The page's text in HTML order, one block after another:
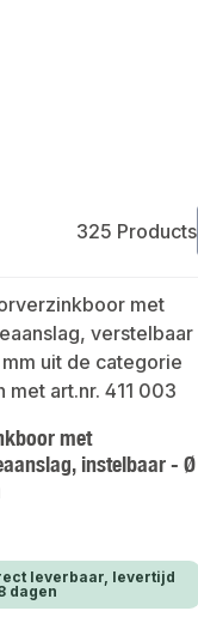
325 Products
met
instelbaar - Ø
leverbaar, levertijd
dagen